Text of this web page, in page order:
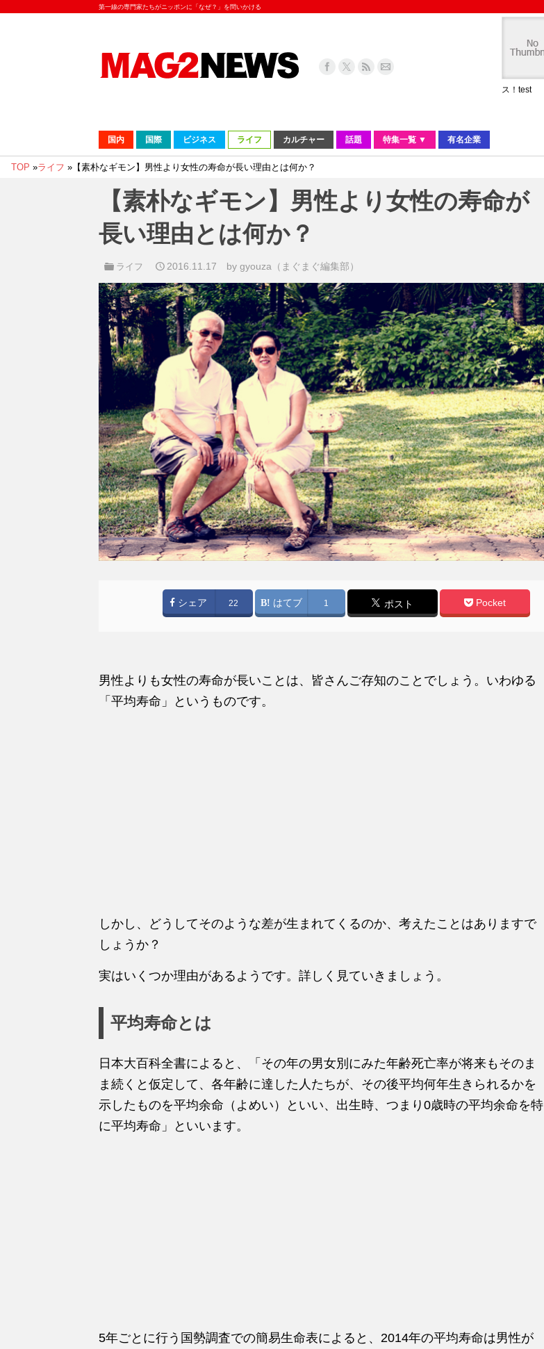
第一線の専門家たちがニッポンに「なぜ？」を問いかける
ス！test
国内 国際 ビジネス ライフ カルチャー 話題 特集一覧 ▼ 有名企業
TOP »ライフ » 【素朴なギモン】男性より女性の寿命が長い理由とは何か？
【素朴なギモン】男性より女性の寿命が
長い理由とは何か？
ライフ 2016.11.17 by gyouza（まぐまぐ編集部）
シェア 22 はてブ 1 ポスト Pocket
男性よりも女性の寿命が長いことは、皆さんご存知のことでしょう。いわゆる
「平均寿命」というものです。
しかし、どうしてそのような差が生まれてくるのか、考えたことはありますで
しょうか？
実はいくつか理由があるようです。詳しく見ていきましょう。
平均寿命とは
日本大百科全書によると、「その年の男女別にみた年齢死亡率が将来もそのま
ま続くと仮定して、各年齢に達した人たちが、その後平均何年生きられるかを
示したものを平均余命（よめい）といい、出生時、つまり0歳時の平均余命を特
に平均寿命」といいます。
5年ごとに行う国勢調査での簡易生命表によると、2014年の平均寿命は男性が